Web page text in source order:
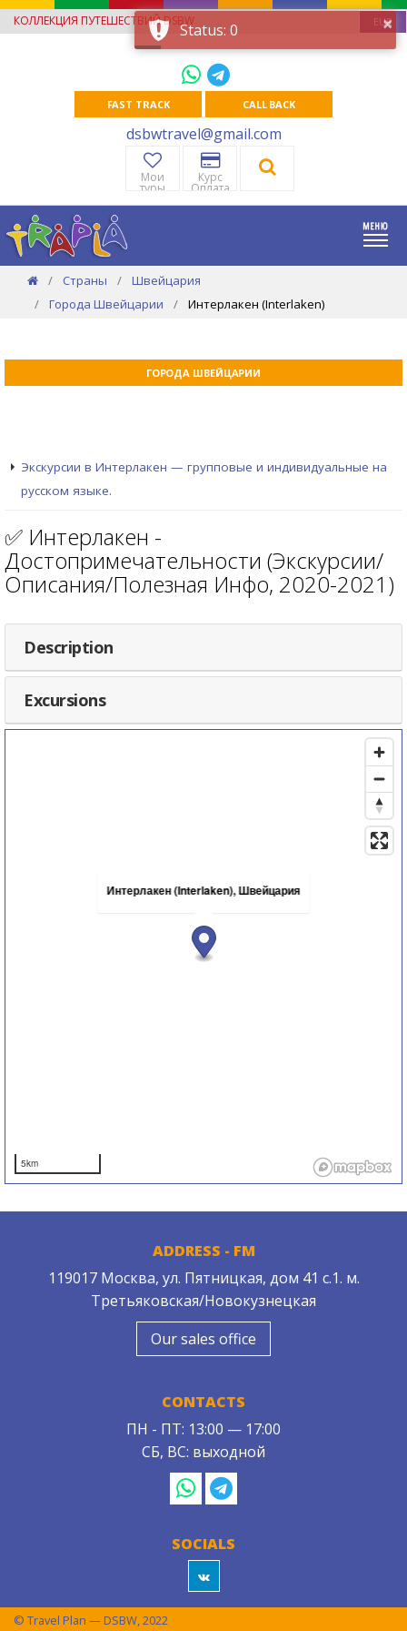
КОЛЛЕКЦИЯ ПУТЕШЕСТВИЙ DSBW EUR
FAST TRACK CALL BACK
dsbwtravel@gmail.com
Мои
туры
Курс
Оплата
Страны
Швейцария
Города Швейцарии
Интерлакен (Interlaken)
ГОРОДА ШВЕЙЦАРИИ
Экскурсии в Интерлакен — групповые и индивидуальные на
русском языке.
✅ Интерлакен -
Достопримечательности (Экскурсии/
Описания/Полезная Инфо, 2020-2021)
Description
Excursions
5km
Интерлакен (Interlaken), Швейцария
ADDRESS - FM
119017 Москва, ул. Пятницкая, дом 41 с.1. м.
Третьяковская/Новокузнецкая
Our sales office
CONTACTS
ПН - ПТ: 13:00 — 17:00
СБ, ВС: выходной
SOCIALS
© Travel Plan — DSBW, 2022
×
Status: 0